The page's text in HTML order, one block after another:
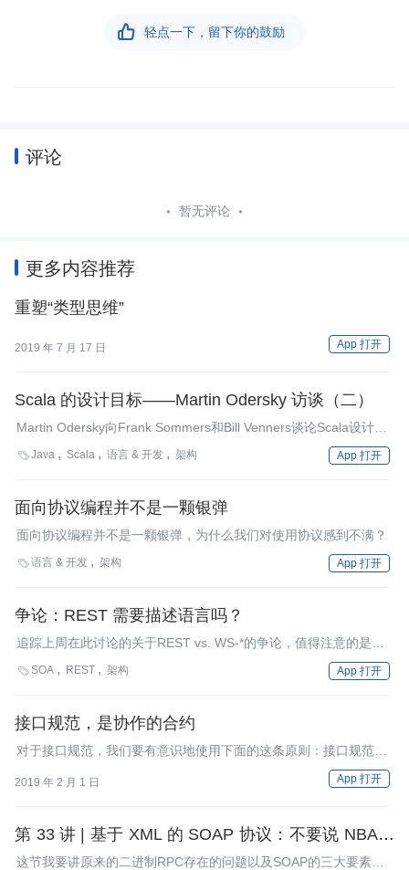
 轻点一下，留下你的鼓励
评论
暂无评论
更多内容推荐
重塑“类型思维”
2019 年 7 月 17 日 App 打开
Scala 的设计目标——Martin Odersky 访谈（二）
Martin Odersky向Frank Sommers和Bill Venners谈论Scala设计中
的权宜之计和首要目标、Scala的面向对象创新、以及Scala能为你
Java Scala 语言 & 开发 架构 App 打开
面向协议编程并不是一颗银弹
面向协议编程并不是一颗银弹，为什么我们对使用协议感到不满？
语言 & 开发 架构 App 打开
争论：REST 需要描述语言吗？
追踪上周在此讨论的关于REST vs. WS-*的争论，值得注意的是，
以REST化服务契约为主题的争论在最近几天日嚣尘上。
SOA REST 架构 App 打开
接口规范，是协作的合约
对于接口规范，我们要有意识地使用下面的这条原则：接口规范是
2019 年 2 月 1 日 App 打开
第 33 讲 | 基于 XML 的 SOAP 协议：不要说 NBA，
请说美国职业篮球联赛
这节我要讲原来的二进制RPC存在的问题以及SOAP的三大要素，